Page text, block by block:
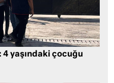
4 yaşındaki çocuğu